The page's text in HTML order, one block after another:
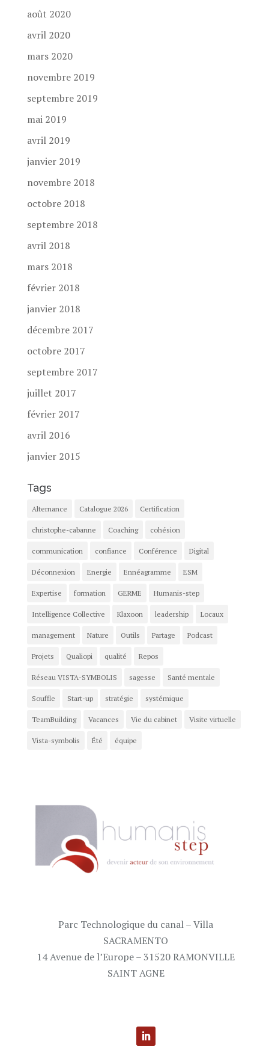
août 2020
avril 2020
mars 2020
novembre 2019
septembre 2019
mai 2019
avril 2019
janvier 2019
novembre 2018
octobre 2018
septembre 2018
avril 2018
mars 2018
février 2018
janvier 2018
décembre 2017
octobre 2017
septembre 2017
juillet 2017
février 2017
avril 2016
janvier 2015
Tags
Alternance Catalogue 2026 Certification
christophe-cabanne Coaching cohésion
communication confiance Conférence Digital
Déconnexion Energie Ennéagramme ESM
Expertise formation GERME Humanis-step
Intelligence Collective Klaxoon leadership Locaux
management Nature Outils Partage Podcast
Projets Qualiopi qualité Repos
Réseau VISTA-SYMBOLIS sagesse Santé mentale
Souffle Start-up stratégie systémique
TeamBuilding Vacances Vie du cabinet Visite virtuelle
Vista-symbolis Été équipe
Parc Technologique du canal – Villa
SACRAMENTO
14 Avenue de l’Europe – 31520 RAMONVILLE
SAINT AGNE